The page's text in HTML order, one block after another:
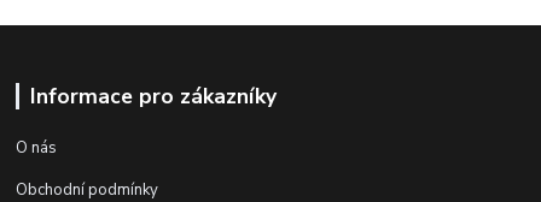
Informace pro zákazníky
O nás
Obchodní podmínky